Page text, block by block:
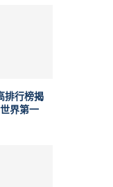
排行榜揭
界第一